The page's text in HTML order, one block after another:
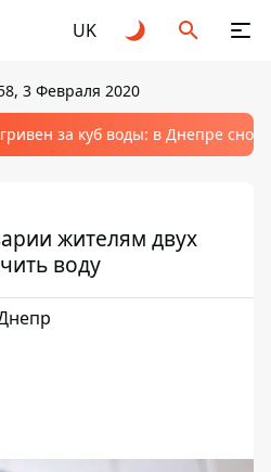
UK
3 Февраля 2020
за куб воды: в Днепре
жителям двух
воду